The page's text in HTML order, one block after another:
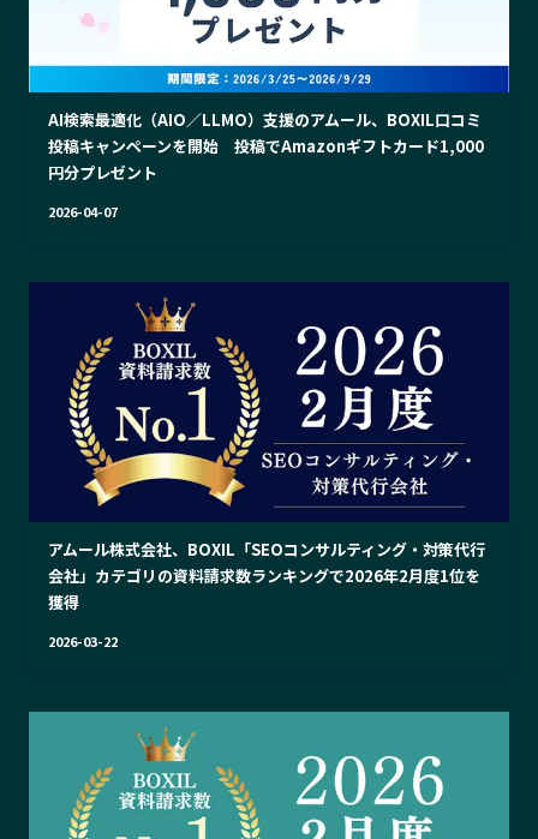
AI検索最適化（AIO／LLMO）支援のアムール、BOXIL口コミ
投稿キャンペーンを開始 投稿でAmazonギフトカード1,000
円分プレゼント
2026-04-07
アムール株式会社、BOXIL「SEOコンサルティング・対策代行
会社」カテゴリの資料請求数ランキングで2026年2月度1位を
獲得
2026-03-22